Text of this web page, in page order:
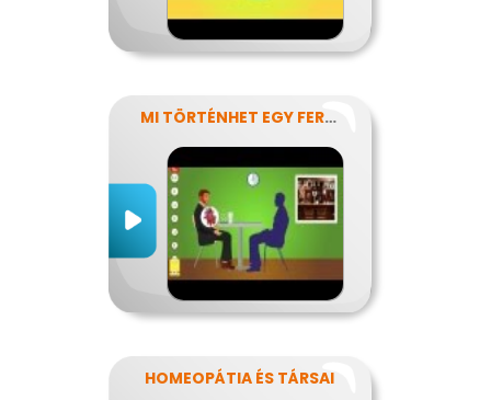
MI TÖRTÉNHET EGY FERDE ÉJSZAKÁN?
HOMEOPÁTIA ÉS TÁRSAI